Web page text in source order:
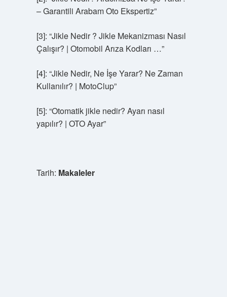
– Garantili Arabam Oto Ekspertiz”
[3]: “Jikle Nedir ? Jikle Mekanizması Nasıl
Çalışır? | Otomobil Arıza Kodları …”
[4]: “Jikle Nedir, Ne İşe Yarar? Ne Zaman
Kullanılır? | MotoClup”
[5]: “Otomatik jikle nedir? Ayarı nasıl
yapılır? | OTO Ayar”
Tarih: Makaleler